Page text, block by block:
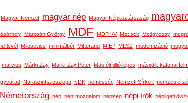
Magyar Nemzet magyar nép Magyar Népköztársaság
Marosán György MDF MDP KV Mecsek Medgyessy
levél Milosevics minimálbér Mitterand MIÉP MLSZ modernizáció
március Márki-Zay Márki-Zay Péter Másfélmillió lépés második katonai
Naraszinha oszlopa NDK nemesség Nemzeti Sírkert nemzeti
Németország nép népi mozgalom népiség népi írók népligeti